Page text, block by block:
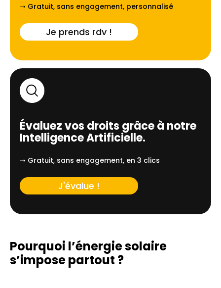
➝ Gratuit, sans engagement, personnalisé
Je prends rdv !
Évaluez vos droits grâce à notre
Intelligence Artificielle.
➝ Gratuit, sans engagement, en 3 clics
J'évalue !
Pourquoi l’énergie solaire
s’impose partout ?